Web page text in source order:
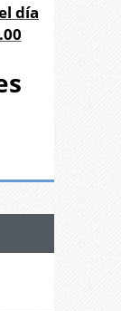
día